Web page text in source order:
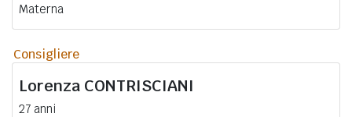
Materna
Consigliere
Lorenza CONTRISCIANI
27 anni